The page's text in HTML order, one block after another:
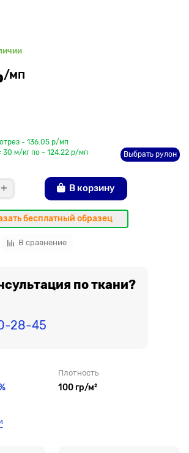
/мп
- 136.05 р/мп
30 м/кг по - 124.22 р/мп
Выбрать рулон
В корзину
бесплатный образец
В сравнение
по ткани?
28-45
Плотность
100 гр/м²